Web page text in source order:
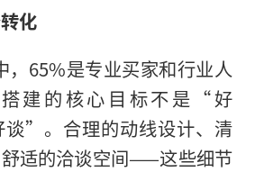
化
，65%是专业买家和行业人
建的核心目标不是“好
”。合理的动线设计、清
适的洽谈空间——这些细节